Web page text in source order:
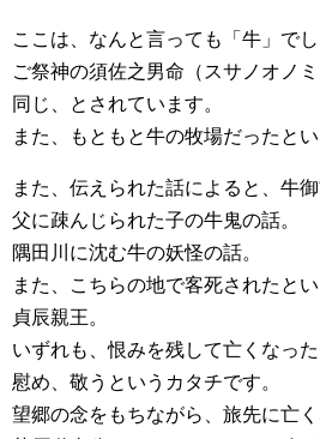
ここは、なんと言っても「牛」でし
ご祭神の須佐之男命（スサノオノ
同じ、とされています。
また、もともと牛の牧場だったとい
また、伝えられた話によると、牛
父に疎んじられた子の牛鬼の話。
隅田川に沈む牛の妖怪の話。
また、こちらの地で客死されたと
貞辰親王。
いずれも、恨みを残して亡くなっ
慰め、敬うというカタチです。
望郷の念をもちながら、旅先に亡く